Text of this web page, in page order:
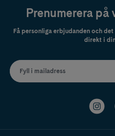
Prenumerera på
Få personliga erbjudanden och
direkt i
Fyll i mailadress